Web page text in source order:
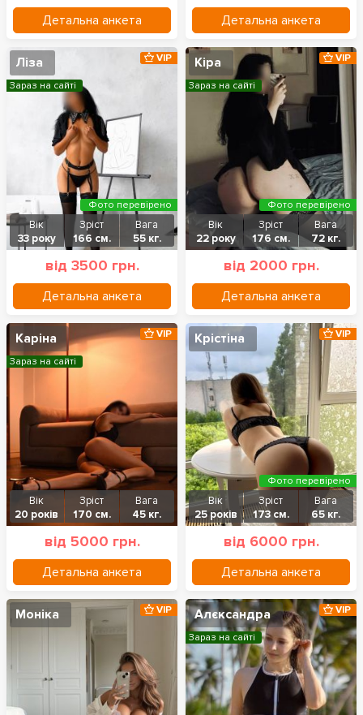
Детальна анкета Детальна анкета
Ліза
Вік
33 року
Зріст
166 см.
Вага
55 кг.
від 3500 грн.
Детальна анкета
VIP
Зараз на сайті
Фото перевірено
Кіра
Вік
22 року
Зріст
176 см.
Вага
72 кг.
від 2000 грн.
Детальна анкета
VIP
Зараз на сайті
Фото перевірено
Каріна
Вік
20 років
Зріст
170 см.
Вага
45 кг.
від 5000 грн.
Детальна анкета
VIP
Зараз на сайті
Крістіна
Вік
25 років
Зріст
173 см.
Вага
65 кг.
від 6000 грн.
Детальна анкета
VIP
Фото перевірено
Моніка VIP Алєксандра VIP
Зараз на сайті